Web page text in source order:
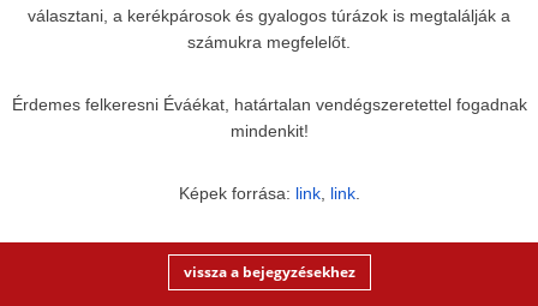
választani, a kerékpárosok és gyalogos túrázok is megtalálják a
számukra megfelelőt.
Érdemes felkeresni Éváékat, határtalan vendégszeretettel fogadnak
mindenkit!
Képek forrása: link, link.
vissza a bejegyzésekhez